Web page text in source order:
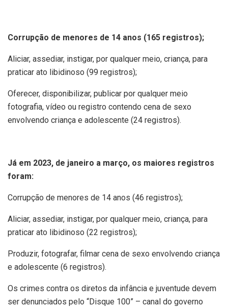
Corrupção de menores de 14 anos (165 registros);
Aliciar, assediar, instigar, por qualquer meio, criança, para
praticar ato libidinoso (99 registros);
Oferecer, disponibilizar, publicar por qualquer meio
fotografia, vídeo ou registro contendo cena de sexo
envolvendo criança e adolescente (24 registros).
Já em 2023, de janeiro a março, os maiores registros
foram:
Corrupção de menores de 14 anos (46 registros);
Aliciar, assediar, instigar, por qualquer meio, criança, para
praticar ato libidinoso (22 registros);
Produzir, fotografar, filmar cena de sexo envolvendo criança
e adolescente (6 registros).
Os crimes contra os diretos da infância e juventude devem
ser denunciados pelo “Disque 100” – canal do governo